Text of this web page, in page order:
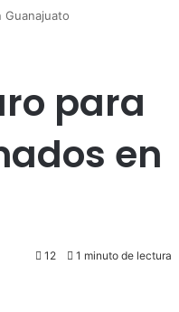
Guanajuato
para
en
12 1 minuto de lectura